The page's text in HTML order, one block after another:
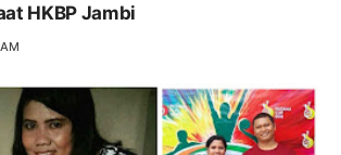
HKBP Jambi